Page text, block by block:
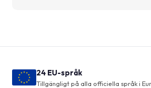
24 EU-språk
Tillgängligt på alla officiella språk i